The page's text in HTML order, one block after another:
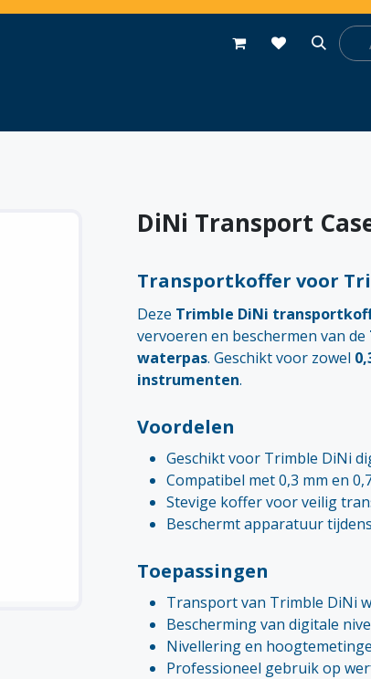
Contact
DiNi Transport
Transportkoffer voor
Deze Trimble DiNi
vervoeren en beschermen van de
waterpas. Geschikt voor zowel
instrumenten.
Voordelen
Geschikt voor Trimble DiNi
Compatibel met 0,3 mm en
Stevige koffer voor veilig
Beschermt apparatuur
Toepassingen
Transport van Trimble DiNi
Bescherming van digitale
Nivellering en
Professioneel gebruik op